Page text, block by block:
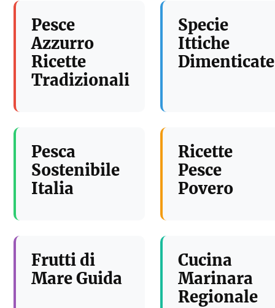
Pesce
Azzurro
Ricette
Tradizionali
Specie
Ittiche
Dimenticate
Pesca
Sostenibile
Italia
Ricette
Pesce
Povero
Frutti di
Mare Guida
Cucina
Marinara
Regionale